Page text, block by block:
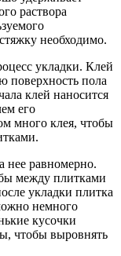
раствора
необходимо.
укладки. Клей
поверхность пола
клей наносится
его
много клея, чтобы
нее равномерно.
между плитками
укладки плитка
немного
кусочки
чтобы выровнять